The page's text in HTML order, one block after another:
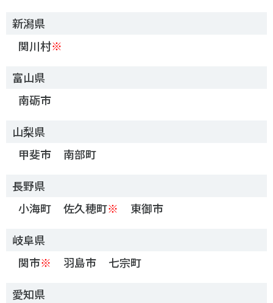
新潟県
関川村※
富山県
南砺市
山梨県
甲斐市
南部町
長野県
小海町
佐久穂町※
東御市
岐阜県
関市※ 羽島市
七宗町
愛知県